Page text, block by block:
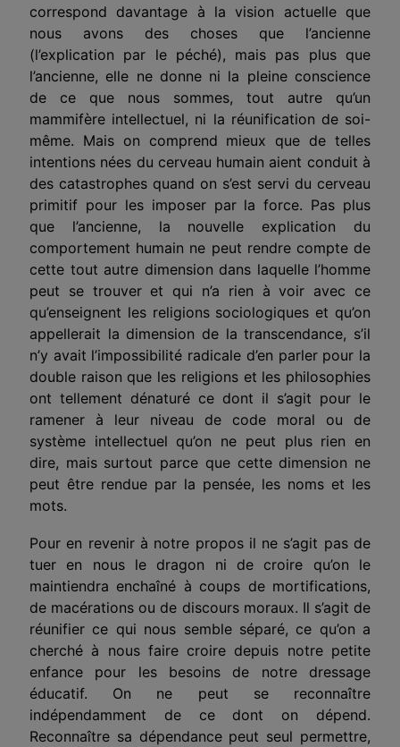
corres­pond davantage à la vision actuelle que
nous avons des choses que l’ancienne
(l’explication par le péché), mais pas plus que
l’ancienne, elle ne donne ni la pleine conscience
de ce que nous sommes, tout autre qu’un
mammifère intellectuel, ni la réunification de soi-
même. Mais on comprend mieux que de telles
intentions nées du cerveau humain aient conduit à
des catas­trophes quand on s’est servi du cerveau
primitif pour les imposer par la force. Pas plus
que l’ancienne, la nouvelle explication du
comportement humain ne peut rendre compte de
cette tout autre dimension dans laquelle l’homme
peut se trouver et qui n’a rien à voir avec ce
qu’enseignent les religions sociologiques et qu’on
appellerait la dimension de la transcendance, s’il
n’y avait l’impossibilité radicale d’en parler pour la
double raison que les religions et les philosophies
ont tellement dénaturé ce dont il s’agit pour le
ramener à leur niveau de code moral ou de
système intellectuel qu’on ne peut plus rien en
dire, mais surtout parce que cette dimension ne
peut être rendue par la pensée, les noms et les
mots.
Pour en revenir à notre propos il ne s’agit pas de
tuer en nous le dragon ni de croire qu’on le
maintiendra enchaîné à coups de mortifications,
de macérations ou de discours moraux. Il s’agit de
réunifier ce qui nous semble séparé, ce qu’on a
cherché à nous faire croire depuis notre petite
enfance pour les besoins de notre dressage
éducatif. On ne peut se reconnaître
indépendamment de ce dont on dépend.
Reconnaî­tre sa dépendance peut seul permettre,